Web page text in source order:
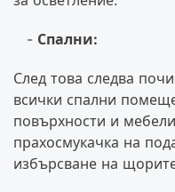
Спални:
След това следва
всички спални
повърхности и
прахосмукачка на
избърсване на